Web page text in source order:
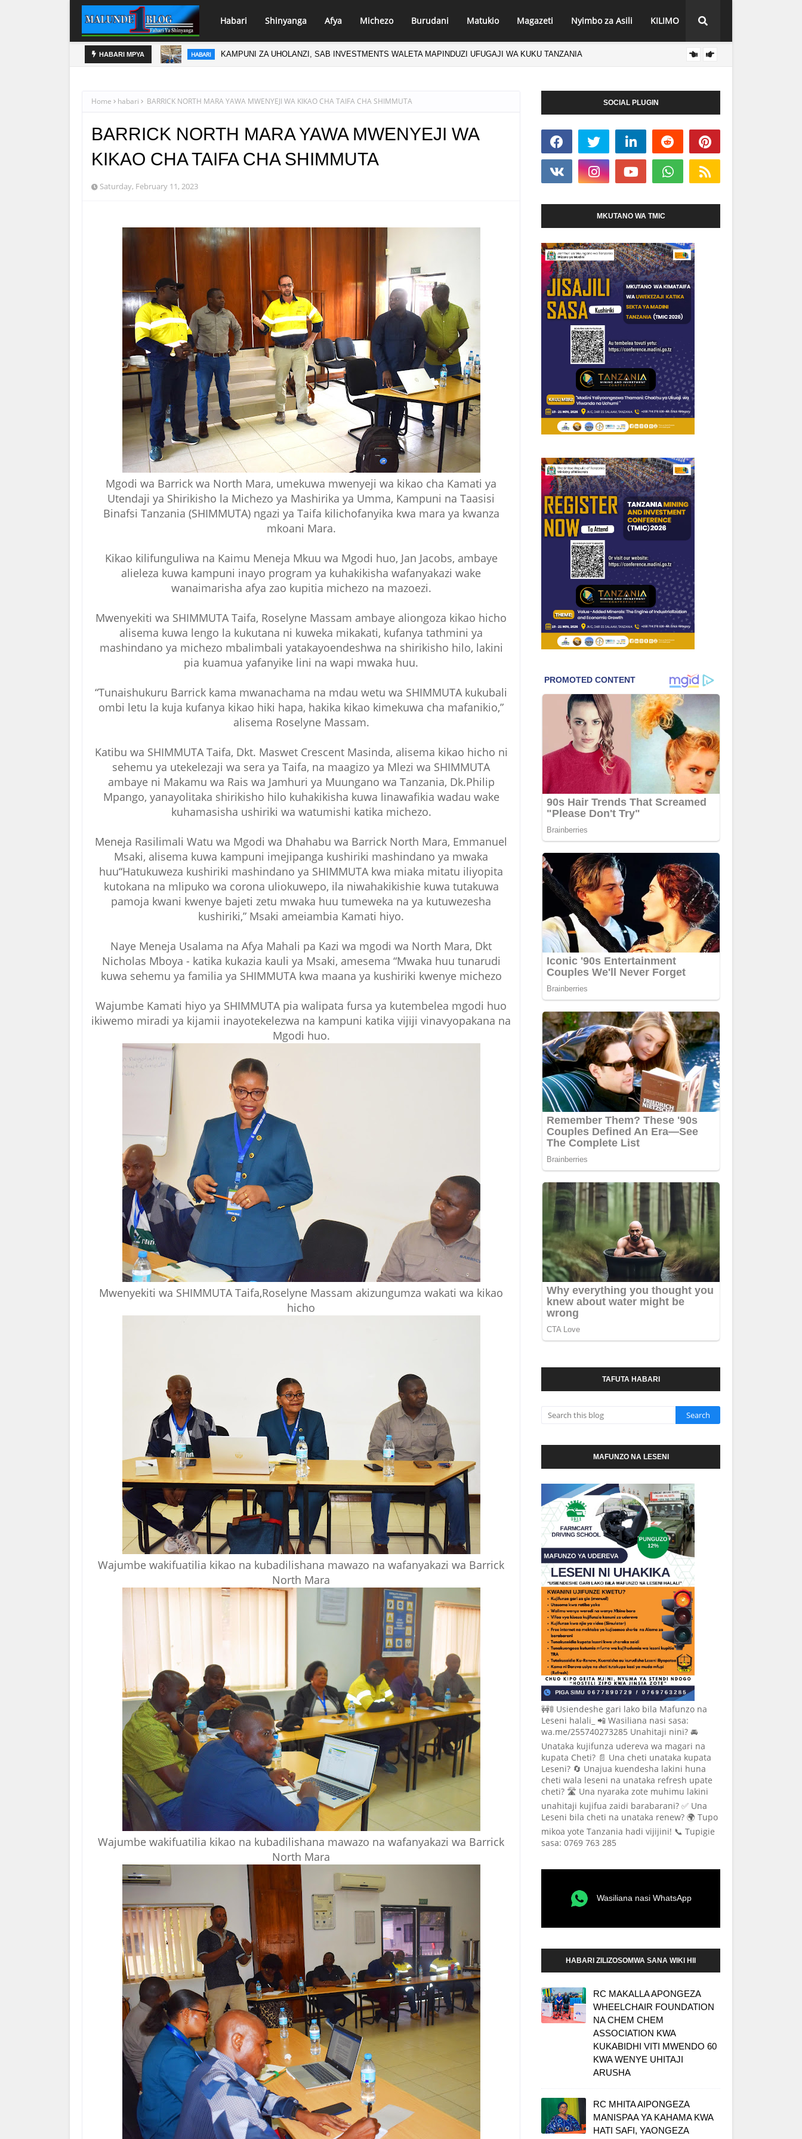
Habari Shinyanga Afya Michezo Burudani Matukio Magazeti Nyimbo za Asili KILIMO
HABARI MPYA HABARI KAMPUNI ZA UHOLANZI, SAB INVESTMENTS WALETA MAPINDUZI UFUGAJI WA KUKU TANZANIA
Home habari BARRICK NORTH MARA YAWA MWENYEJI WA KIKAO CHA TAIFA CHA SHIMMUTA
BARRICK NORTH MARA YAWA MWENYEJI WA
KIKAO CHA TAIFA CHA SHIMMUTA
Saturday, February 11, 2023
Mgodi wa Barrick wa North Mara, umekuwa mwenyeji wa kikao cha Kamati ya
Utendaji ya Shirikisho la Michezo ya Mashirika ya Umma, Kampuni na Taasisi
Binafsi Tanzania (SHIMMUTA) ngazi ya Taifa kilichofanyika kwa mara ya kwanza
mkoani Mara.
Kikao kilifunguliwa na Kaimu Meneja Mkuu wa Mgodi huo, Jan Jacobs, ambaye
alieleza kuwa kampuni inayo program ya kuhakikisha wafanyakazi wake
wanaimarisha afya zao kupitia michezo na mazoezi.
Mwenyekiti wa SHIMMUTA Taifa, Roselyne Massam ambaye aliongoza kikao hicho
alisema kuwa lengo la kukutana ni kuweka mikakati, kufanya tathmini ya
mashindano ya michezo mbalimbali yatakayoendeshwa na shirikisho hilo, lakini
pia kuamua yafanyike lini na wapi mwaka huu.
“Tunaishukuru Barrick kama mwanachama na mdau wetu wa SHIMMUTA kukubali
ombi letu la kuja kufanya kikao hiki hapa, hakika kikao kimekuwa cha mafanikio,”
alisema Roselyne Massam.
Katibu wa SHIMMUTA Taifa, Dkt. Maswet Crescent Masinda, alisema kikao hicho ni
sehemu ya utekelezaji wa sera ya Taifa, na maagizo ya Mlezi wa SHIMMUTA
ambaye ni Makamu wa Rais wa Jamhuri ya Muungano wa Tanzania, Dk.Philip
Mpango, yanayolitaka shirikisho hilo kuhakikisha kuwa linawafikia wadau wake
kuhamasisha ushiriki wa watumishi katika michezo.
Meneja Rasilimali Watu wa Mgodi wa Dhahabu wa Barrick North Mara, Emmanuel
Msaki, alisema kuwa kampuni imejipanga kushiriki mashindano ya mwaka
huu“Hatukuweza kushiriki mashindano ya SHIMMUTA kwa miaka mitatu iliyopita
kutokana na mlipuko wa corona uliokuwepo, ila niwahakikishie kuwa tutakuwa
pamoja kwani kwenye bajeti zetu mwaka huu tumeweka na ya kutuwezesha
kushiriki,” Msaki ameiambia Kamati hiyo.
Naye Meneja Usalama na Afya Mahali pa Kazi wa mgodi wa North Mara, Dkt
Nicholas Mboya - katika kukazia kauli ya Msaki, amesema “Mwaka huu tunarudi
kuwa sehemu ya familia ya SHIMMUTA kwa maana ya kushiriki kwenye michezo
Wajumbe Kamati hiyo ya SHIMMUTA pia walipata fursa ya kutembelea mgodi huo
ikiwemo miradi ya kijamii inayotekelezwa na kampuni katika vijiji vinavyopakana na
Mgodi huo.
Mwenyekiti wa SHIMMUTA Taifa,Roselyne Massam akizungumza wakati wa kikao
hicho
Wajumbe wakifuatilia kikao na kubadilishana mawazo na wafanyakazi wa Barrick
North Mara
Wajumbe wakifuatilia kikao na kubadilishana mawazo na wafanyakazi wa Barrick
North Mara
SOCIAL PLUGIN
MKUTANO WA TMIC
TAFUTA HABARI
MAFUNZO NA LESENI
🚧🚦 Usiendeshe gari lako bila Mafunzo na
Leseni halali_ 📲 Wasiliana nasi sasa:
wa.me/255740273285 Unahitaji nini? 🚘
Unataka kujifunza udereva wa magari na
kupata Cheti? 📄 Una cheti unataka kupata
Leseni? 🔄 Unajua kuendesha lakini huna
cheti wala leseni na unataka refresh upate
cheti? 🛣️ Una nyaraka zote muhimu lakini
unahitaji kujifua zaidi barabarani? ✅ Una
Leseni bila cheti na unataka renew? 🌍 Tupo
mikoa yote Tanzania hadi vijijini! 📞 Tupigie
sasa: 0769 763 285
Wasiliana nasi WhatsApp
HABARI ZILIZOSOMWA SANA WIKI HII
RC MAKALLA APONGEZA
WHEELCHAIR FOUNDATION
NA CHEM CHEM
ASSOCIATION KWA
KUKABIDHI VITI MWENDO 60
KWA WENYE UHITAJI
ARUSHA
RC MHITA AIPONGEZA
MANISPAA YA KAHAMA KWA
HATI SAFI, YAONGEZA